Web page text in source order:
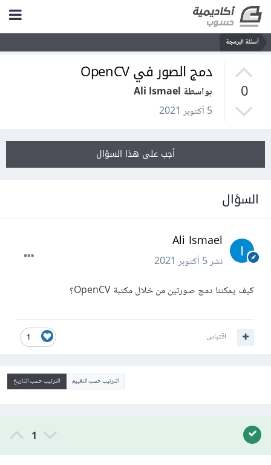
أسئلة البرمجة
0
دمج الصور في OpenCV
بواسطة Ali Ismael
5 أكتوبر 2021
أجب على هذا السؤال
السؤال
Ali Ismael
نشر5 أكتوبر 2021
كيف يمكننا دمج صورتين من خلال مكتبة OpenCV؟
1 اقتباس
الترتيب حسب التقييم الترتيب حسب التاريخ
1